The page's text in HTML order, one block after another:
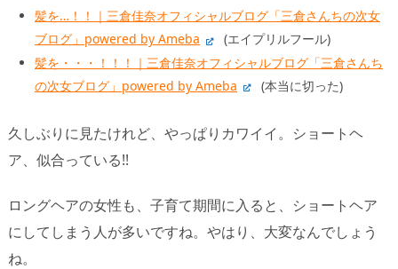
髪を…！！｜三倉佳奈オフィシャルブログ「三倉さんちの次女
ブログ」powered by Ameba
(エイプリルフール)
髪を・・・！！！｜三倉佳奈オフィシャルブログ「三倉さんち
の次女ブログ」powered by Ameba
(本当に切った)
久しぶりに見たけれど、やっぱりカワイイ。ショートヘ
ア、似合っている!!
ロングヘアの女性も、子育て期間に入ると、ショートヘア
にしてしまう人が多いですね。やはり、大変なんでしょう
ね。